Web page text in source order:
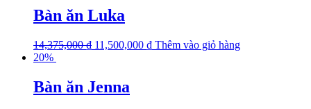
Bàn ăn Luka
14,375,000₫ 11,500,000 ₫ Thêm vào giỏ hàng
20%
Bàn ăn Jenna